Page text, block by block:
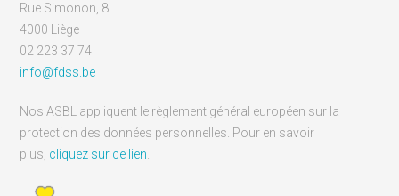
Rue Simonon, 8
4000 Liège
02 223 37 74
info@fdss.be
Nos ASBL appliquent le règlement général européen sur la
protection des données personnelles. Pour en savoir
plus, cliquez sur ce lien